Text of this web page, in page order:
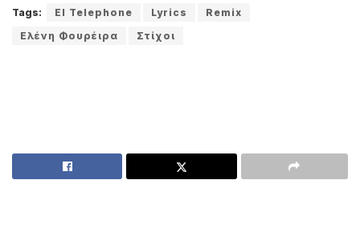
Tags: El Telephone Lyrics
Remix
Ελένη Φουρέιρα
Στίχοι